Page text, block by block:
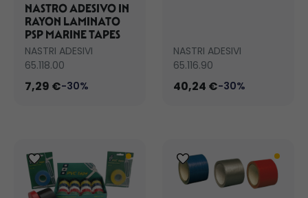
NASTRO ADESIVO IN
RAYON LAMINATO
PSP MARINE TAPES
NASTRI ADESIVI
65.118.00
7,29 €-30%
NASTRI ADESIVI
65.116.90
40,24 €-30%